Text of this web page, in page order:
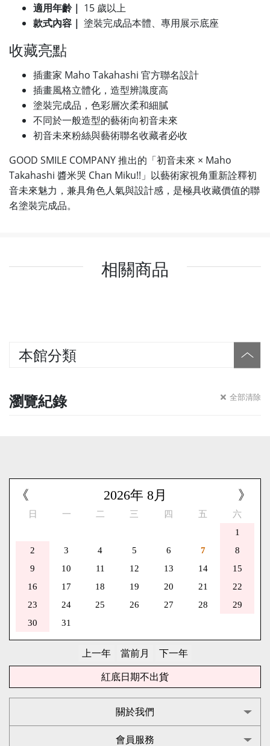
本館分類
瀏覽紀錄 全部清除
適用年齡｜ 15 歲以上
款式內容｜ 塗裝完成品本體、專用展示底座
收藏亮點
插畫家 Maho Takahashi 官方聯名設計
插畫風格立體化，造型辨識度高
塗裝完成品，色彩層次柔和細膩
不同於一般造型的藝術向初音未來
初音未來粉絲與藝術聯名收藏者必收
GOOD SMILE COMPANY 推出的「初音未來 × Maho
Takahashi 醬米哭 Chan Miku!!」以藝術家視角重新詮釋初
音未來魅力，兼具角色人氣與設計感，是極具收藏價值的聯
名塗裝完成品。
相關商品
《 》
2026年 8月
日 一 二 三 四 五
六
1
2
3 4 5 6 7
8
9
10 11 12 13 14
15
16
17 18 19 20 21
22
23
24 25 26 27 28
29
30
31
紅底日期不出貨
關於我們
會員服務